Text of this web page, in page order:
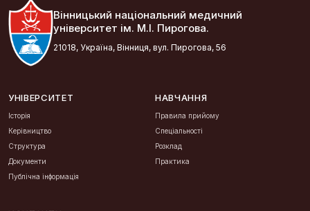
Вінницький національний медичний
університет ім. М.І. Пирогова.
21018, Україна, Вінниця, вул. Пирогова, 56
УНІВЕРСИТЕТ
Історія
Керівництво
Структура
Документи
Публічна інформація
НАВЧАННЯ
Правила прийому
Спеціальності
Розклад
Практика